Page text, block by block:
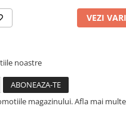
VEZI
noastre
magazinului. Afla mai